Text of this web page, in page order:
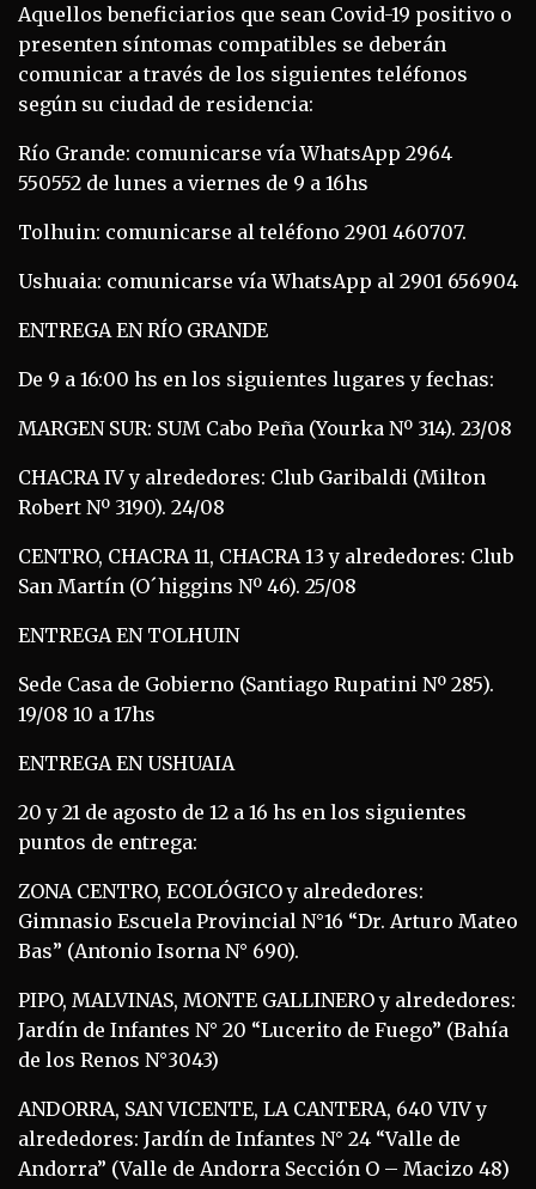
Aquellos beneficiarios que sean Covid-19 positivo o
presenten síntomas compatibles se deberán
comunicar a través de los siguientes teléfonos
según su ciudad de residencia:
Río Grande: comunicarse vía WhatsApp 2964
550552 de lunes a viernes de 9 a 16hs
Tolhuin: comunicarse al teléfono 2901 460707.
Ushuaia: comunicarse vía WhatsApp al 2901 656904
ENTREGA EN RÍO GRANDE
De 9 a 16:00 hs en los siguientes lugares y fechas:
MARGEN SUR: SUM Cabo Peña (Yourka Nº 314). 23/08
CHACRA IV y alrededores: Club Garibaldi (Milton
Robert Nº 3190). 24/08
CENTRO, CHACRA 11, CHACRA 13 y alrededores: Club
San Martín (O´higgins Nº 46). 25/08
ENTREGA EN TOLHUIN
Sede Casa de Gobierno (Santiago Rupatini Nº 285).
19/08 10 a 17hs
ENTREGA EN USHUAIA
20 y 21 de agosto de 12 a 16 hs en los siguientes
puntos de entrega:
ZONA CENTRO, ECOLÓGICO y alrededores:
Gimnasio Escuela Provincial N°16 “Dr. Arturo Mateo
Bas” (Antonio Isorna N° 690).
PIPO, MALVINAS, MONTE GALLINERO y alrededores:
Jardín de Infantes N° 20 “Lucerito de Fuego” (Bahía
de los Renos N°3043)
ANDORRA, SAN VICENTE, LA CANTERA, 640 VIV y
alrededores: Jardín de Infantes N° 24 “Valle de
Andorra” (Valle de Andorra Sección O – Macizo 48)